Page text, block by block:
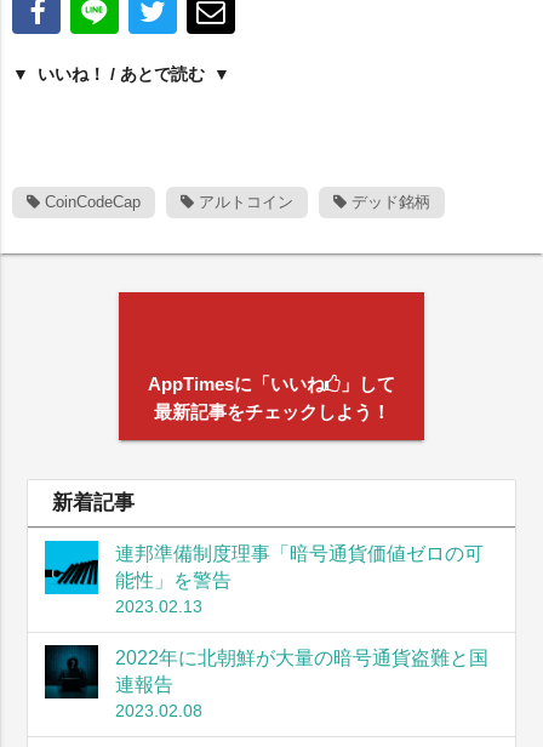
いいね！ / あとで読む
CoinCodeCap アルトコイン デッド銘柄
AppTimesに「いいね
」して
最新記事をチェックしよう！
新着記事
連邦準備制度理事「暗号通貨価値ゼロの可
能性」を警告
2023.02.13
2022年に北朝鮮が大量の暗号通貨盗難と国
連報告
2023.02.08